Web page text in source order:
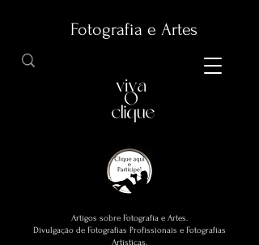
Fotografia e Artes
Artigos sobre Fotografia e Artes.
Divulgação de Fotografias Profissionais e Fotografias
Artísticas.